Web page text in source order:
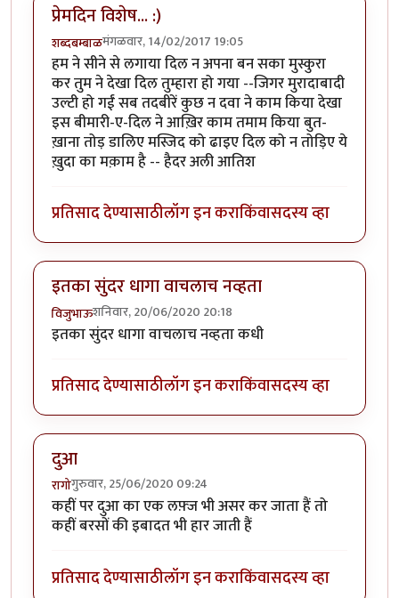
प्रेमदिन विशेष... :)
शब्दबम्बाळमंगळवार, 14/02/2017 19:05
हम ने सीने से लगाया दिल न अपना बन सका मुस्कुरा
कर तुम ने देखा दिल तुम्हारा हो गया --जिगर मुरादाबादी
उल्टी हो गईं सब तदबीरें कुछ न दवा ने काम किया देखा
इस बीमारी-ए-दिल ने आख़िर काम तमाम किया बुत-
ख़ाना तोड़ डालिए मस्जिद को ढाइए दिल को न तोड़िए ये
ख़ुदा का मक़ाम है -- हैदर अली आतिश
प्रतिसाद देण्यासाठीलॉग इन कराकिंवासदस्य व्हा
इतका सुंदर धागा वाचलाच नव्हता
विजुभाऊशनिवार, 20/06/2020 20:18
इतका सुंदर धागा वाचलाच नव्हता कधी
प्रतिसाद देण्यासाठीलॉग इन कराकिंवासदस्य व्हा
दुआ
रागोगुरुवार, 25/06/2020 09:24
कहीं पर दुआ का एक लफ़्ज भी असर कर जाता हैं तो
कहीं बरसों की इबादत भी हार जाती हैं
प्रतिसाद देण्यासाठीलॉग इन कराकिंवासदस्य व्हा